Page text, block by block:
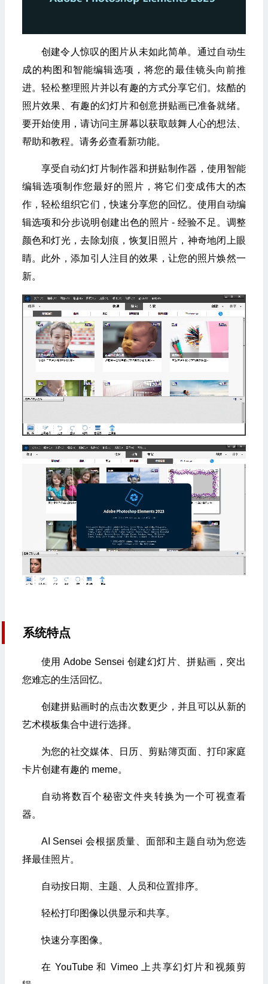
创建令人惊叹的图片从未如此简单。通过自动生
成的构图和智能编辑选项，将您的最佳镜头向前推
进。轻松整理照片并以有趣的方式分享它们。炫酷的
照片效果、有趣的幻灯片和创意拼贴画已准备就绪。
要开始使用，请访问主屏幕以获取鼓舞人心的想法、
帮助和教程。请务必查看新功能。
享受自动幻灯片制作器和拼贴制作器，使用智能
编辑选项制作您最好的照片，将它们变成伟大的杰
作，轻松组织它们，快速分享您的回忆。使用自动编
辑选项和分步说明创建出色的照片 - 经验不足。调整
颜色和灯光，去除划痕，恢复旧照片，神奇地闭上眼
睛。此外，添加引人注目的效果，让您的照片焕然一
新。
系统特点
使用 Adob​​e Sensei 创建幻灯片、拼贴画，突出
您难忘的生活回忆。
创建拼贴画时的点击次数更少，并且可以从新的
艺术模板集合中进行选择。
为您的社交媒体、日历、剪贴簿页面、打印家庭
卡片创建有趣的 meme。
自动将数百个秘密文件夹转换为一个可视查看
器。
AI Sensei 会根据质量、面部和主题自动为您选
择最佳照片。
自动按日期、主题、人员和位置排序。
轻松打印图像以供显示和共享。
快速分享图像。
在 YouTube 和 Vimeo 上共享幻灯片和视频剪